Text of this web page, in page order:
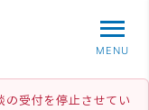
受付を停止させてい
MENU